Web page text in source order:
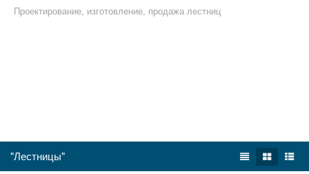
Проектирование, изготовление, продажа лестниц
"Лестницы"